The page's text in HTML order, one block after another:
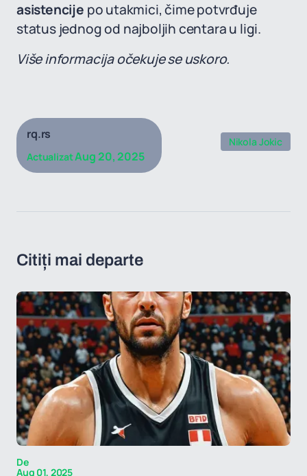
asistencije po utakmici, čime potvrđuje
status jednog od najboljih centara u ligi.
Više informacija očekuje se uskoro.
rq.rs
ActualizatAug 20, 2025
Nikola Jokic
Citiți mai departe
De
Aug 01, 2025